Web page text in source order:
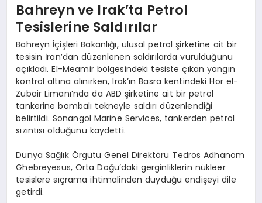
Bahreyn ve Irak’ta Petrol
Tesislerine Saldırılar
Bahreyn İçişleri Bakanlığı, ulusal petrol şirketine ait bir
tesisin İran’dan düzenlenen saldırılarda vurulduğunu
açıkladı. El-Meamir bölgesindeki tesiste çıkan yangın
kontrol altına alınırken, Irak’ın Basra kentindeki Hor el-
Zubair Limanı’nda da ABD şirketine ait bir petrol
tankerine bombalı tekneyle saldırı düzenlendiği
belirtildi. Sonangol Marine Services, tankerden petrol
sızıntısı olduğunu kaydetti.
Dünya Sağlık Örgütü Genel Direktörü Tedros Adhanom
Ghebreyesus, Orta Doğu’daki gerginliklerin nükleer
tesislere sıçrama ihtimalinden duyduğu endişeyi dile
getirdi.